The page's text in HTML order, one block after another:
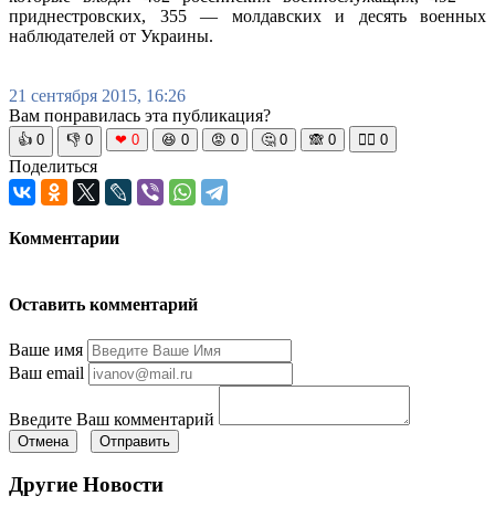
приднестровских, 355 — молдавских и десять военных
наблюдателей от Украины.
21 сентября 2015, 16:26
Вам понравилась эта публикация?
👍 0 👎 0 ❤ 0 😆 0 😡 0 🤔 0 🙈 0 🧘‍♀️ 0
Поделиться
Комментарии
Оставить комментарий
Ваше имя
Ваш email
Введите Ваш комментарий
Отмена Отправить
Другие Новости